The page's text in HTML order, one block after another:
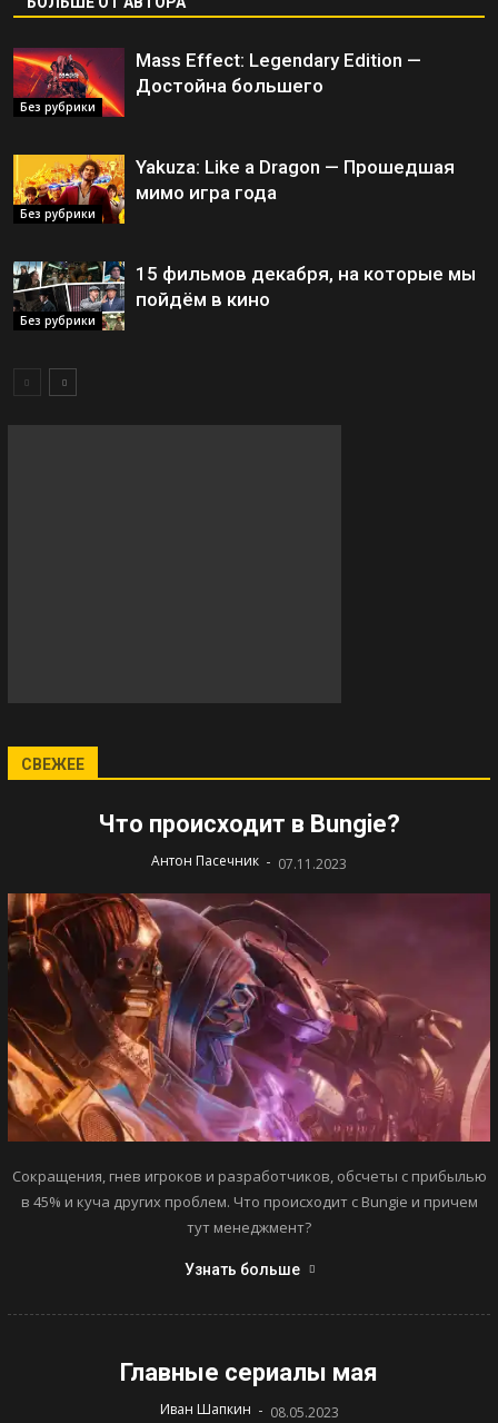
Без рубрики
Mass Effect: Legendary Edition —
Достойна большего
Без рубрики
Yakuza: Like a Dragon — Прошедшая
мимо игра года
Без рубрики
15 фильмов декабря, на которые мы
пойдём в кино
СВЕЖЕЕ
Что происходит в Bungie?
Антон Пасечник - 07.11.2023
Сокращения, гнев игроков и разработчиков, обсчеты с прибылью
в 45% и куча других проблем. Что происходит с Bungie и причем
тут менеджмент?
Узнать больше
Главные сериалы мая
Иван Шапкин - 08.05.2023